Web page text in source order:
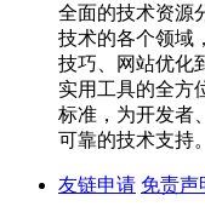
全面的技术资源
技术的各个领域
技巧、网站优化
实用工具的全方
标准，为开发者
可靠的技术支持。
友链申请 免责声